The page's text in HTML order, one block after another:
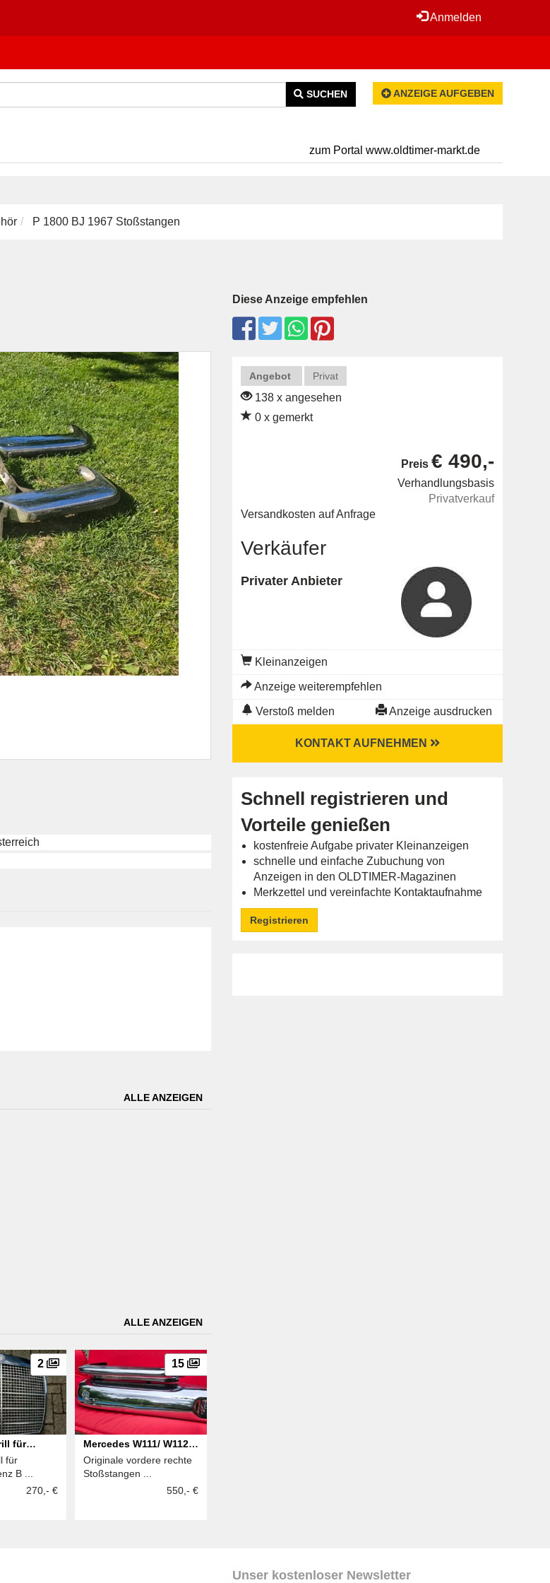
Anmelden
SUCHEN ANZEIGE AUFGEBEN
zum Portal www.oldtimer-markt.de
P 1800 BJ 1967 Stoßstangen
ALLE ANZEIGEN
ALLE ANZEIGEN
2
für
W108
für
B ...
270,- €
15
Mercedes W111/ W112
Coupé/Cabrio vordere
Originale vordere rechte
Stoßstangen ...
550,- €
Diese Anzeige empfehlen
Angebot Privat
138 x angesehen
0 x gemerkt
Preis € 490,-
Verhandlungsbasis
Privatverkauf
Versandkosten auf Anfrage
Verkäufer
Privater Anbieter
Kleinanzeigen
Anzeige weiterempfehlen
Verstoß melden Anzeige ausdrucken
KONTAKT AUFNEHMEN
Schnell registrieren und
Vorteile genießen
kostenfreie Aufgabe privater Kleinanzeigen
schnelle und einfache Zubuchung von
Anzeigen in den OLDTIMER-Magazinen
Merkzettel und vereinfachte Kontaktaufnahme
Registrieren
Unser kostenloser Newsletter